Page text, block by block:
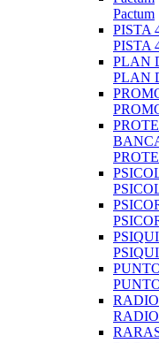
Pactum
PISTA
PISTA
PLAN
PLAN